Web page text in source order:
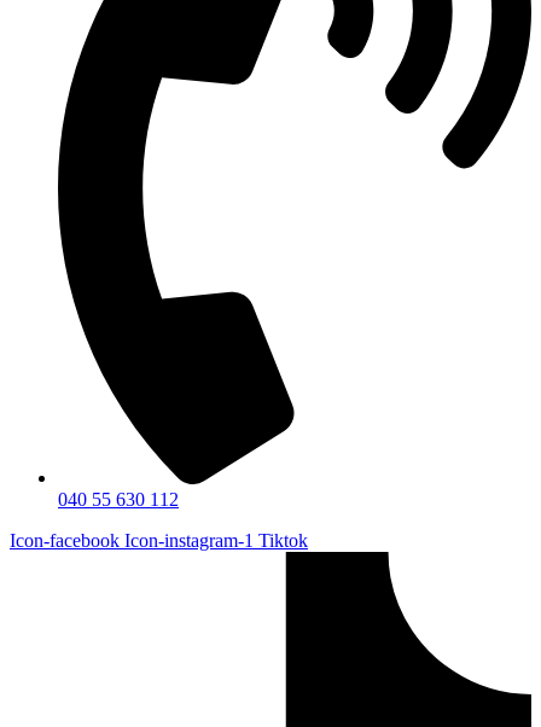
040 55 630 112
Icon-facebook Icon-instagram-1 Tiktok